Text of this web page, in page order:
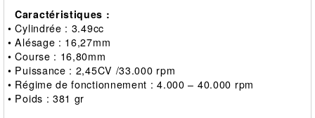
Caractéristiques :
• Cylindrée : 3.49cc
• Alésage : 16,27mm
• Course : 16,80mm
• Puissance : 2,45CV /33.000 rpm
• Régime de fonctionnement : 4.000 – 40.000 rpm
• Poids : 381 gr